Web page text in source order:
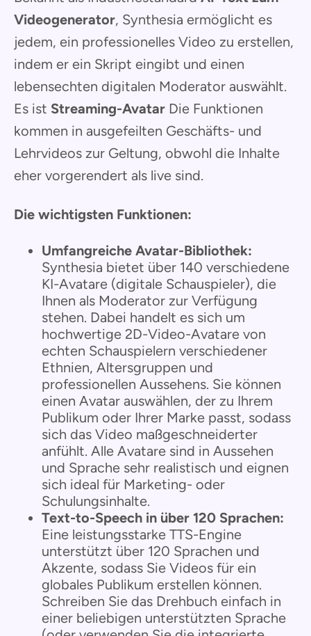
Videogenerator, Synthesia ermöglicht es
jedem, ein professionelles Video zu erstellen,
indem er ein Skript eingibt und einen
lebensechten digitalen Moderator auswählt.
Es ist Streaming-Avatar Die Funktionen
kommen in ausgefeilten Geschäfts- und
Lehrvideos zur Geltung, obwohl die Inhalte
eher vorgerendert als live sind.
Die wichtigsten Funktionen:
Umfangreiche Avatar-Bibliothek:
Synthesia bietet über 140 verschiedene
KI-Avatare (digitale Schauspieler), die
Ihnen als Moderator zur Verfügung
stehen. Dabei handelt es sich um
hochwertige 2D-Video-Avatare von
echten Schauspielern verschiedener
Ethnien, Altersgruppen und
professionellen Aussehens. Sie können
einen Avatar auswählen, der zu Ihrem
Publikum oder Ihrer Marke passt, sodass
sich das Video maßgeschneiderter
anfühlt. Alle Avatare sind in Aussehen
und Sprache sehr realistisch und eignen
sich ideal für Marketing- oder
Schulungsinhalte.
Text-to-Speech in über 120 Sprachen:
Eine leistungsstarke TTS-Engine
unterstützt über 120 Sprachen und
Akzente, sodass Sie Videos für ein
globales Publikum erstellen können.
Schreiben Sie das Drehbuch einfach in
einer beliebigen unterstützten Sprache